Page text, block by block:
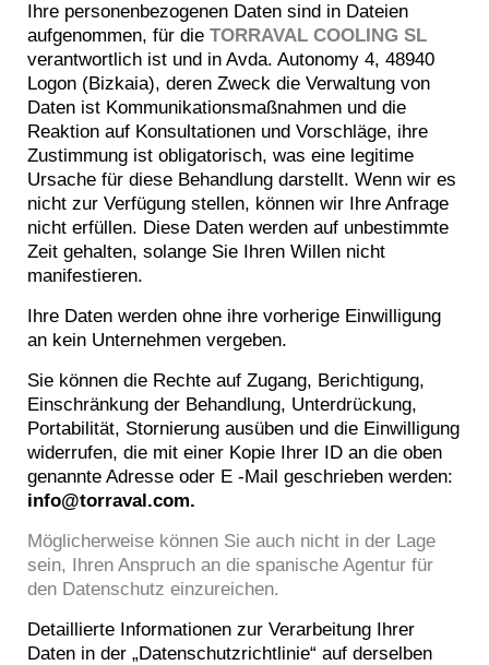
Ihre personenbezogenen Daten sind in Dateien
aufgenommen, für die TORRAVAL COOLING SL
verantwortlich ist und in Avda. Autonomy 4, 48940
Logon (Bizkaia), deren Zweck die Verwaltung von
Daten ist Kommunikationsmaßnahmen und die
Reaktion auf Konsultationen und Vorschläge, ihre
Zustimmung ist obligatorisch, was eine legitime
Ursache für diese Behandlung darstellt. Wenn wir es
nicht zur Verfügung stellen, können wir Ihre Anfrage
nicht erfüllen. Diese Daten werden auf unbestimmte
Zeit gehalten, solange Sie Ihren Willen nicht
manifestieren.
Ihre Daten werden ohne ihre vorherige Einwilligung
an kein Unternehmen vergeben.
Sie können die Rechte auf Zugang, Berichtigung,
Einschränkung der Behandlung, Unterdrückung,
Portabilität, Stornierung ausüben und die Einwilligung
widerrufen, die mit einer Kopie Ihrer ID an die oben
genannte Adresse oder E -Mail geschrieben werden:
info@torraval.com.
Möglicherweise können Sie auch nicht in der Lage
sein, Ihren Anspruch an die spanische Agentur für
den Datenschutz einzureichen.
Detaillierte Informationen zur Verarbeitung Ihrer
Daten in der „Datenschutzrichtlinie“ auf derselben